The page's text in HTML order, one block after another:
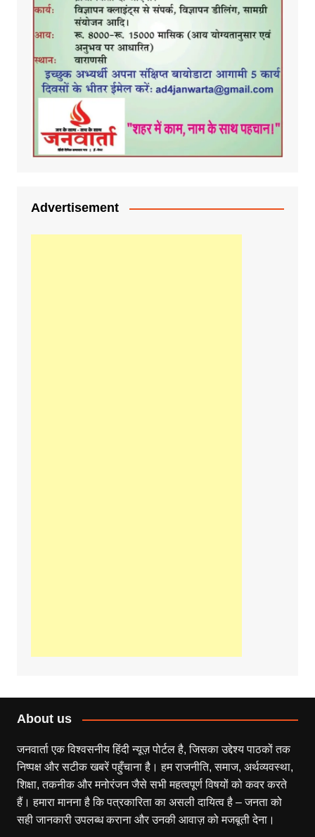
Advertisement
About us
जनवार्ता एक विश्वसनीय हिंदी न्यूज़ पोर्टल है, जिसका उद्देश्य पाठकों तक
निष्पक्ष और सटीक खबरें पहुँचाना है। हम राजनीति, समाज, अर्थव्यवस्था,
शिक्षा, तकनीक और मनोरंजन जैसे सभी महत्वपूर्ण विषयों को कवर करते
हैं। हमारा मानना है कि पत्रकारिता का असली दायित्व है – जनता को
सही जानकारी उपलब्ध कराना और उनकी आवाज़ को मजबूती देना।